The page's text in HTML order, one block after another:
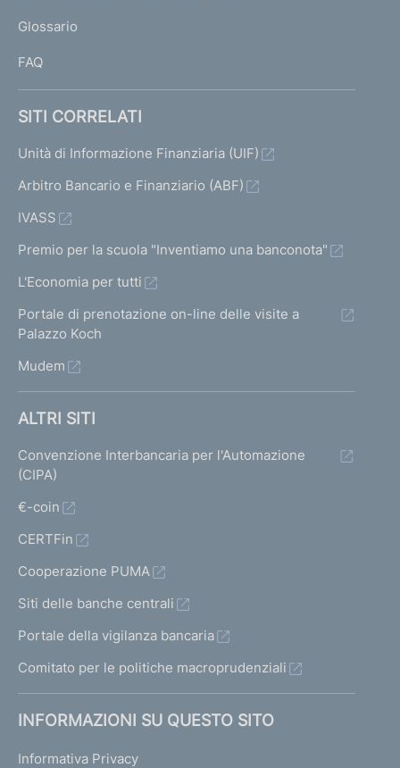
IGlossario
FAQ
SITI CORRELATI
Unità di Informazione Finanziaria (UIF)
Arbitro Bancario e Finanziario (ABF)
IVASS
Premio per la scuola "Inventiamo una banconota"
L'Economia per tutti
Portale di prenotazione on-line delle visite a
Palazzo Koch
Mudem
ALTRI SITI
Convenzione Interbancaria per l'Automazione
(CIPA)
€-coin
CERTFin
Cooperazione PUMA
Siti delle banche centrali
Portale della vigilanza bancaria
Comitato per le politiche macroprudenziali
INFORMAZIONI SU QUESTO SITO
Informativa Privacy